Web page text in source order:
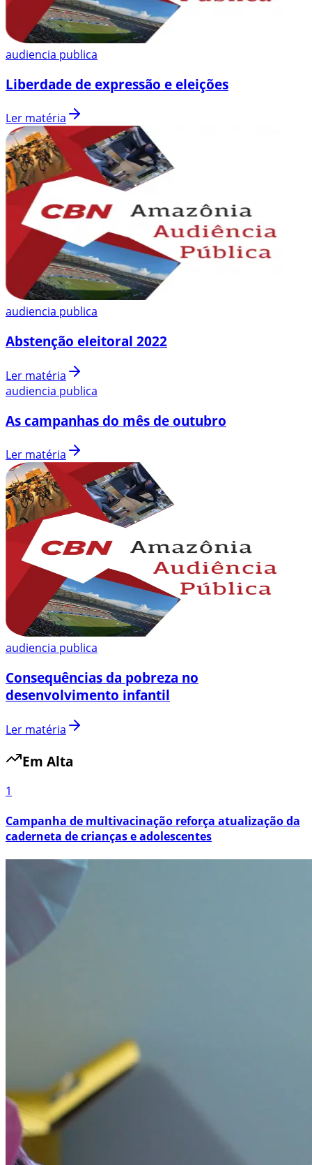
audiencia publica
Liberdade de expressão e eleições
Ler matéria
audiencia publica
Abstenção eleitoral 2022
Ler matéria
audiencia publica
As campanhas do mês de outubro
Ler matéria
audiencia publica
Consequências da pobreza no
desenvolvimento infantil
Ler matéria
Em Alta
1
Campanha de multivacinação reforça atualização da
caderneta de crianças e adolescentes